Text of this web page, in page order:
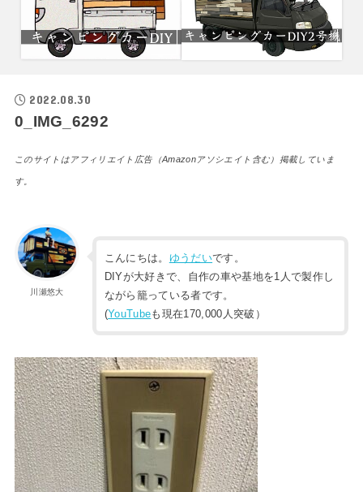
2022.08.30
0_IMG_6292
このサイトはアフィリエイト広告（Amazonアソシエイト含む）掲載していま
す。
川瀬悠大
こんにちは。 ゆうだいです。
DIYが大好きで、自作の車や基地を1人で製作し
ながら籠っている者です。
(YouTubeも現在170,000人突破）